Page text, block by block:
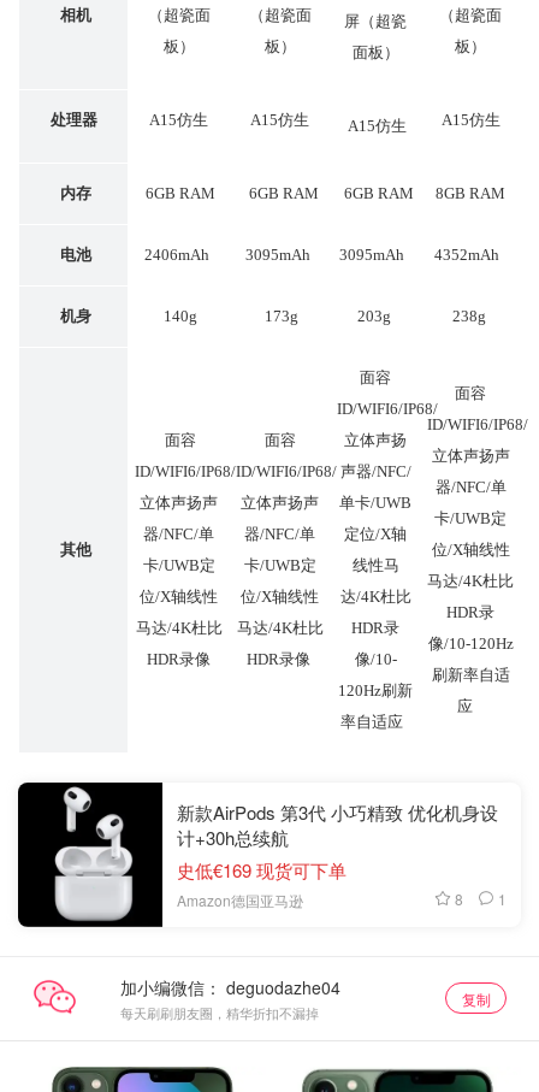
相机
（超瓷面
板）
（超瓷面
板）
屏（超瓷
面板）
（超瓷面
板）
处理器 A15仿生 A15仿生 A15仿生 A15仿生
内存 6GB RAM 6GB RAM 6GB RAM 8GB RAM
电池 2406mAh 3095mAh 3095mAh 4352mAh
机身 140g 173g 203g 238g
其他
面容
ID/WIFI6/IP68/
立体声扬声
器/NFC/单
卡/UWB定
位/X轴线性
马达/4K杜比
HDR录像
面容
ID/WIFI6/IP68/
立体声扬声
器/NFC/单
卡/UWB定
位/X轴线性
马达/4K杜比
HDR录像
面容
ID/WIFI6/IP68/
立体声扬
声器/NFC/
单卡/UWB
定位/X轴
线性马
达/4K杜比
HDR录
像/10-
120Hz刷新
率自适应
面容
ID/WIFI6/IP68/
立体声扬声
器/NFC/单
卡/UWB定
位/X轴线性
马达/4K杜比
HDR录
像/10-120Hz
刷新率自适
应
新款AirPods 第3代 小巧精致 优化机身设
计+30h总续航
史低€169 现货可下单
Amazon德国亚马逊 8 1
加小编微信：
每天刷刷朋友圈，精华折扣不漏掉
复制